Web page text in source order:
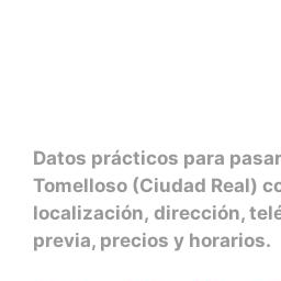
Datos prácticos para
Tomelloso (Ciudad Real)
localización, dirección,
previa, precios y horarios.